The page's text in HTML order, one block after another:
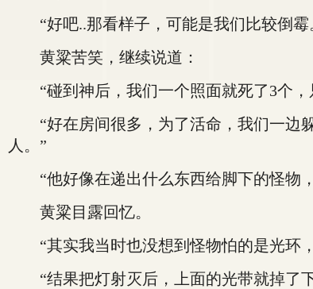
“好吧..那看样子，可能是我们比较倒霉
黄粱苦笑，继续说道：
“碰到神后，我们一个照面就死了3个，
“好在房间很多，为了活命，我们一边躲
人。”
“他好像在递出什么东西给脚下的怪物
黄粱目露回忆。
“其实我当时也没想到怪物怕的是光环
“结果把灯射灭后，上面的光带就掉了下